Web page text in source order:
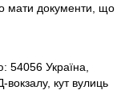
мати документи, що
54056 Україна,
кут вулиць